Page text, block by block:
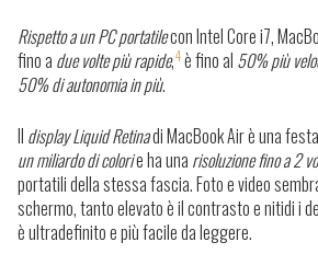
Rispetto a un PC portatilecon Intel Core i7,
fino a due volte più rapide,4è fino al 50% più
50% di autonomia in più.
Il display Liquid Retinadi MacBook Air è una
un miliardo di colorie ha una risoluzione fino a 2
portatili della stessa fascia. Foto e video
schermo, tanto elevato è il contrasto e nitidi i
è ultradefinito e più facile da leggere.